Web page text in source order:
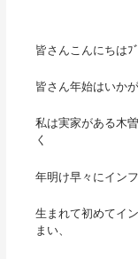
皆さんこんにちはﾌ
皆さん年始はいか
私は実家がある木
く
年明け早々にイン
生まれて初めてイ
まい、